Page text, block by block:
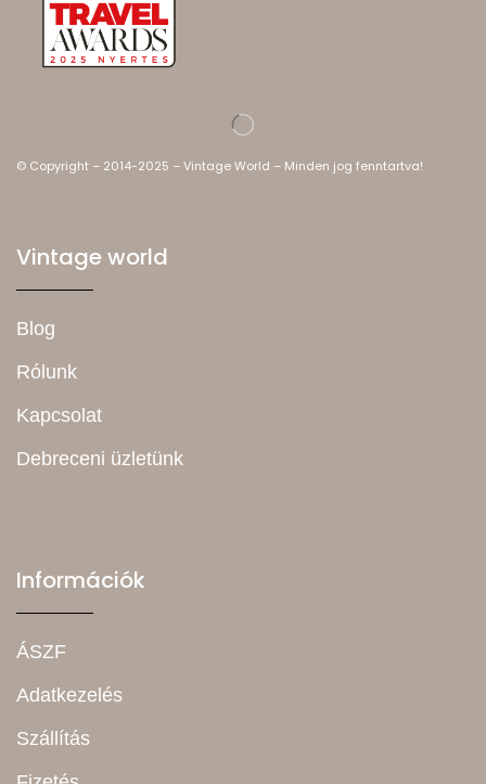
© Copyright – 2014-2025 – Vintage World – Minden jog fenntartva!
Vintage world
Blog
Rólunk
Kapcsolat
Debreceni üzletünk
Információk
ÁSZF
Adatkezelés
Szállítás